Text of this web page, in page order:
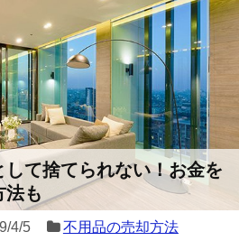
て捨てられない！お金を
も
4/5 不用品の売却方法